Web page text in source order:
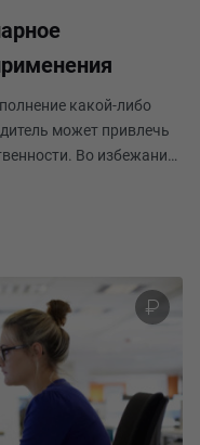
какой-либо
Во избежание